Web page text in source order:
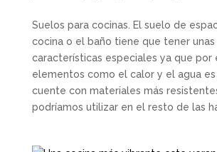
Suelos para cocinas. El suelo de
cocina o el baño tiene que tener unas
características especiales ya que por
elementos como el calor y el agua
cuente con materiales más
podríamos utilizar en el resto de las